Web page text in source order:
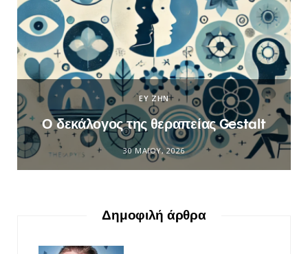
ΕΥ ΖΗΝ
Ο δεκάλογος της θεραπείας Gestalt
30 ΜΑΪ́ΟΥ, 2026
Δημοφιλή άρθρα